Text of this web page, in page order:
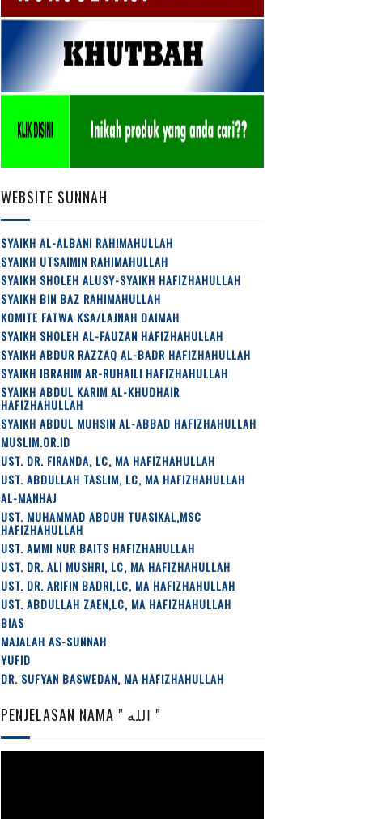
WEBSITE SUNNAH
SYAIKH AL-ALBANI RAHIMAHULLAH
SYAIKH UTSAIMIN RAHIMAHULLAH
SYAIKH SHOLEH ALUSY-SYAIKH HAFIZHAHULLAH
SYAIKH BIN BAZ RAHIMAHULLAH
KOMITE FATWA KSA/LAJNAH DAIMAH
SYAIKH SHOLEH AL-FAUZAN HAFIZHAHULLAH
SYAIKH ABDUR RAZZAQ AL-BADR HAFIZHAHULLAH
SYAIKH IBRAHIM AR-RUHAILI HAFIZHAHULLAH
SYAIKH ABDUL KARIM AL-KHUDHAIR
HAFIZHAHULLAH
SYAIKH ABDUL MUHSIN AL-ABBAD HAFIZHAHULLAH
MUSLIM.OR.ID
UST. DR. FIRANDA, LC, MA HAFIZHAHULLAH
UST. ABDULLAH TASLIM, LC, MA HAFIZHAHULLAH
AL-MANHAJ
UST. MUHAMMAD ABDUH TUASIKAL,MSC
HAFIZHAHULLAH
UST. AMMI NUR BAITS HAFIZHAHULLAH
UST. DR. ALI MUSHRI, LC, MA HAFIZHAHULLAH
UST. DR. ARIFIN BADRI,LC, MA HAFIZHAHULLAH
UST. ABDULLAH ZAEN,LC, MA HAFIZHAHULLAH
BIAS
MAJALAH AS-SUNNAH
YUFID
DR. SUFYAN BASWEDAN, MA HAFIZHAHULLAH
PENJELASAN NAMA " الله "